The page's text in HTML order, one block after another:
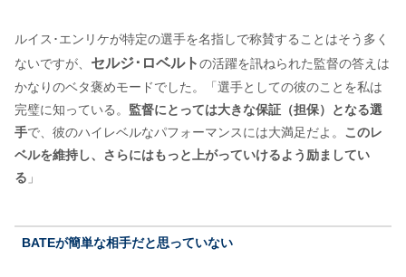
ルイス･エンリケが特定の選手を名指しで称賛することはそう多く
ないですが、 セルジ･ロベルトの活躍を訊ねられた監督の答えは
かなりのベタ褒めモードでした。「選手としての彼のことを私は
完璧に知っている。 監督にとっては大きな保証（担保）となる選
手で、彼のハイレベルなパフォーマンスには大満足だよ。 このレ
ベルを維持し、さらにはもっと上がっていけるよう励ましてい
る 」
BATEが簡単な相手だと思っていない